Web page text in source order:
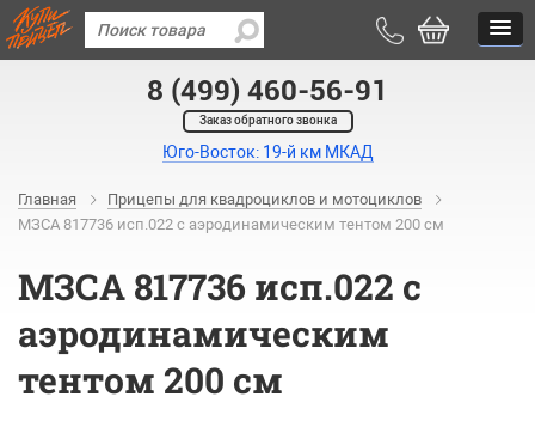
8 (499) 460-56-91
Заказ обратного звонка
Юго-Восток: 19-й км МКАД
Главная
Прицепы для квадроциклов и мотоциклов
МЗСА 817736 исп.022 с аэродинамическим тентом 200 см
МЗСА 817736 исп.022 с
аэродинамическим
тентом 200 см